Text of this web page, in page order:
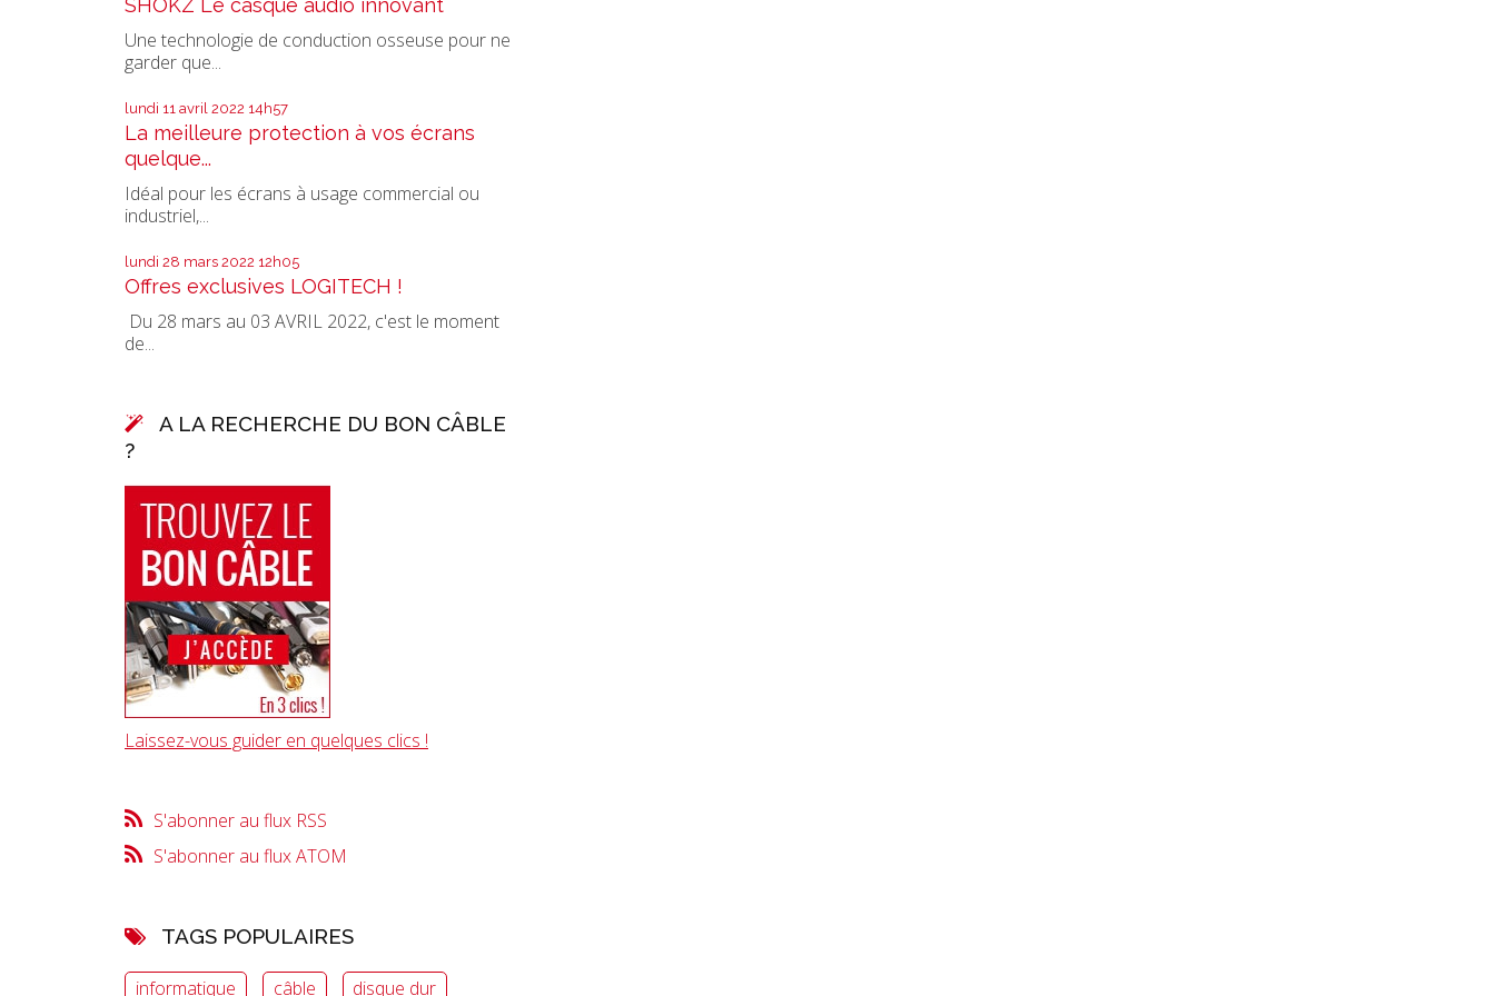
Une technologie de conduction osseuse pour ne
garder que...
lundi 11 avril 2022 14h57
La meilleure protection à vos écrans
quelque...
Idéal pour les écrans à usage commercial ou
industriel,...
lundi 28 mars 2022 12h05
Offres exclusives LOGITECH !
Du 28 mars au 03 AVRIL 2022, c'est le moment
de...
A LA RECHERCHE DU BON CÂBLE
?
Laissez-vous guider en quelques clics !
S'abonner au flux RSS
S'abonner au flux ATOM
TAGS POPULAIRES
informatique câble
disque dur